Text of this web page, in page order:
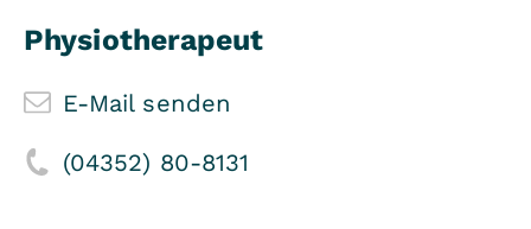
Physiotherapeut
E-Mail senden
(04352) 80-8131